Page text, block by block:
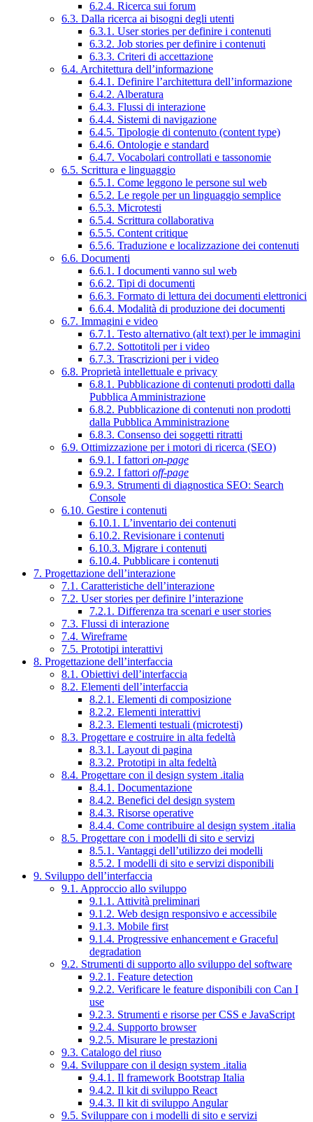
6.2.4. Ricerca sui forum
6.3. Dalla ricerca ai bisogni degli utenti
6.3.1. User stories per definire i contenuti
6.3.2. Job stories per definire i contenuti
6.3.3. Criteri di accettazione
6.4. Architettura dell’informazione
6.4.1. Definire l’architettura dell’informazione
6.4.2. Alberatura
6.4.3. Flussi di interazione
6.4.4. Sistemi di navigazione
6.4.5. Tipologie di contenuto (content type)
6.4.6. Ontologie e standard
6.4.7. Vocabolari controllati e tassonomie
6.5. Scrittura e linguaggio
6.5.1. Come leggono le persone sul web
6.5.2. Le regole per un linguaggio semplice
6.5.3. Microtesti
6.5.4. Scrittura collaborativa
6.5.5. Content critique
6.5.6. Traduzione e localizzazione dei contenuti
6.6. Documenti
6.6.1. I documenti vanno sul web
6.6.2. Tipi di documenti
6.6.3. Formato di lettura dei documenti elettronici
6.6.4. Modalità di produzione dei documenti
6.7. Immagini e video
6.7.1. Testo alternativo (alt text) per le immagini
6.7.2. Sottotitoli per i video
6.7.3. Trascrizioni per i video
6.8. Proprietà intellettuale e privacy
6.8.1. Pubblicazione di contenuti prodotti dalla
Pubblica Amministrazione
6.8.2. Pubblicazione di contenuti non prodotti
dalla Pubblica Amministrazione
6.8.3. Consenso dei soggetti ritratti
6.9. Ottimizzazione per i motori di ricerca (SEO)
6.9.1. I fattori on-page
6.9.2. I fattori off-page
6.9.3. Strumenti di diagnostica SEO: Search
Console
6.10. Gestire i contenuti
6.10.1. L’inventario dei contenuti
6.10.2. Revisionare i contenuti
6.10.3. Migrare i contenuti
6.10.4. Pubblicare i contenuti
7. Progettazione dell’interazione
7.1. Caratteristiche dell’interazione
7.2. User stories per definire l’interazione
7.2.1. Differenza tra scenari e user stories
7.3. Flussi di interazione
7.4. Wireframe
7.5. Prototipi interattivi
8. Progettazione dell’interfaccia
8.1. Obiettivi dell’interfaccia
8.2. Elementi dell’interfaccia
8.2.1. Elementi di composizione
8.2.2. Elementi interattivi
8.2.3. Elementi testuali (microtesti)
8.3. Progettare e costruire in alta fedeltà
8.3.1. Layout di pagina
8.3.2. Prototipi in alta fedeltà
8.4. Progettare con il design system .italia
8.4.1. Documentazione
8.4.2. Benefici del design system
8.4.3. Risorse operative
8.4.4. Come contribuire al design system .italia
8.5. Progettare con i modelli di sito e servizi
8.5.1. Vantaggi dell’utilizzo dei modelli
8.5.2. I modelli di sito e servizi disponibili
9. Sviluppo dell’interfaccia
9.1. Approccio allo sviluppo
9.1.1. Attività preliminari
9.1.2. Web design responsivo e accessibile
9.1.3. Mobile first
9.1.4. Progressive enhancement e Graceful
degradation
9.2. Strumenti di supporto allo sviluppo del software
9.2.1. Feature detection
9.2.2. Verificare le feature disponibili con Can I
use
9.2.3. Strumenti e risorse per CSS e JavaScript
9.2.4. Supporto browser
9.2.5. Misurare le prestazioni
9.3. Catalogo del riuso
9.4. Sviluppare con il design system .italia
9.4.1. Il framework Bootstrap Italia
9.4.2. Il kit di sviluppo React
9.4.3. Il kit di sviluppo Angular
9.5. Sviluppare con i modelli di sito e servizi